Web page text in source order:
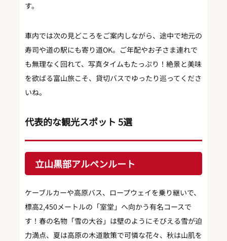
す。
車内では次の見どころをご案内しながら、途中で地元の
寿司や道の駅にも寄り道OK。ご年配やお子さま連れで
も無理なく回れて、写真タイムもたっぷり！絶景と美味
を欲ばる富山旅こそ、貸切バスでゆったり巡ってくださ
いね。
代表的な観光スポット 5選
立山黒部アルペンルート
ケーブルカーや高原バス、ロープウェイを乗り継いで、
標高2,450メートルの「室堂」へ向かう有名コースで
す！春の名物「雪の大谷」は壁のようにそびえる雪が迫
力満点、夏は高原の木道散策で可憐な花々、秋は山肌を